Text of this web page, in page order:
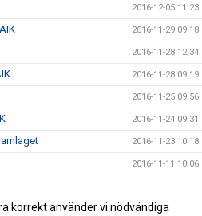
2016-12-05 11:23
2016-11-29 09:18
2016-11-28 12:34
2016-11-28 09:19
2016-11-25 09:56
2016-11-24 09:31
2016-11-23 10:18
2016-11-11 10:06
2016-10-05 11:18
korrekt använder vi nödvändiga